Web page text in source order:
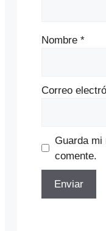
Nombre *
Correo
Guarda mi
comente.